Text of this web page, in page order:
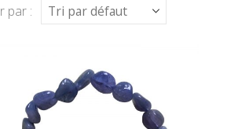
par :